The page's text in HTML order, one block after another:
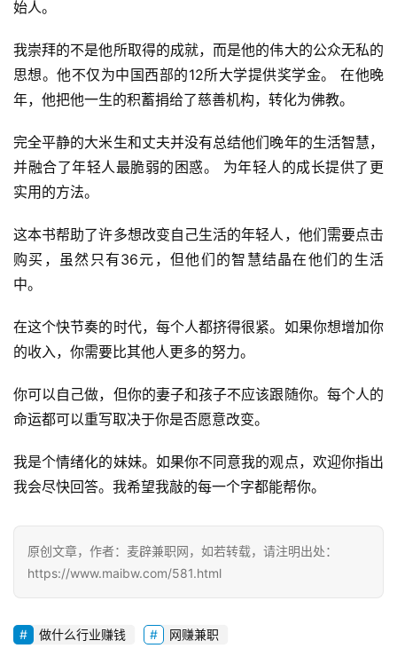
始人。
我崇拜的不是他所取得的成就，而是他的伟大的公众无私的
思想。他不仅为中国西部的12所大学提供奖学金。 在他晚
年，他把他一生的积蓄捐给了慈善机构，转化为佛教。
完全平静的大米生和丈夫并没有总结他们晚年的生活智慧，
并融合了年轻人最脆弱的困惑。 为年轻人的成长提供了更
实用的方法。
这本书帮助了许多想改变自己生活的年轻人，他们需要点击
购买，虽然只有36元，但他们的智慧结晶在他们的生活
中。
在这个快节奏的时代，每个人都挤得很紧。如果你想增加你
的收入，你需要比其他人更多的努力。
你可以自己做，但你的妻子和孩子不应该跟随你。每个人的
命运都可以重写取决于你是否愿意改变。
我是个情绪化的妹妹。如果你不同意我的观点，欢迎你指出
我会尽快回答。我希望我敲的每一个字都能帮你。
原创文章，作者：麦辟兼职网，如若转载，请注明出处：
https://www.maibw.com/581.html
做什么行业赚钱 网赚兼职